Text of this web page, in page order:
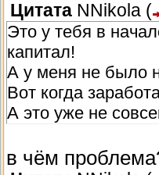
Цитата NNikola (
Это у тебя в
капитал!
А у меня не было
Вот когда
А это уже не
в чём